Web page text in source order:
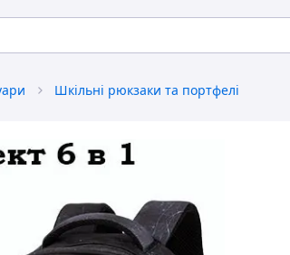
Шкільні рюкзаки та портфелі